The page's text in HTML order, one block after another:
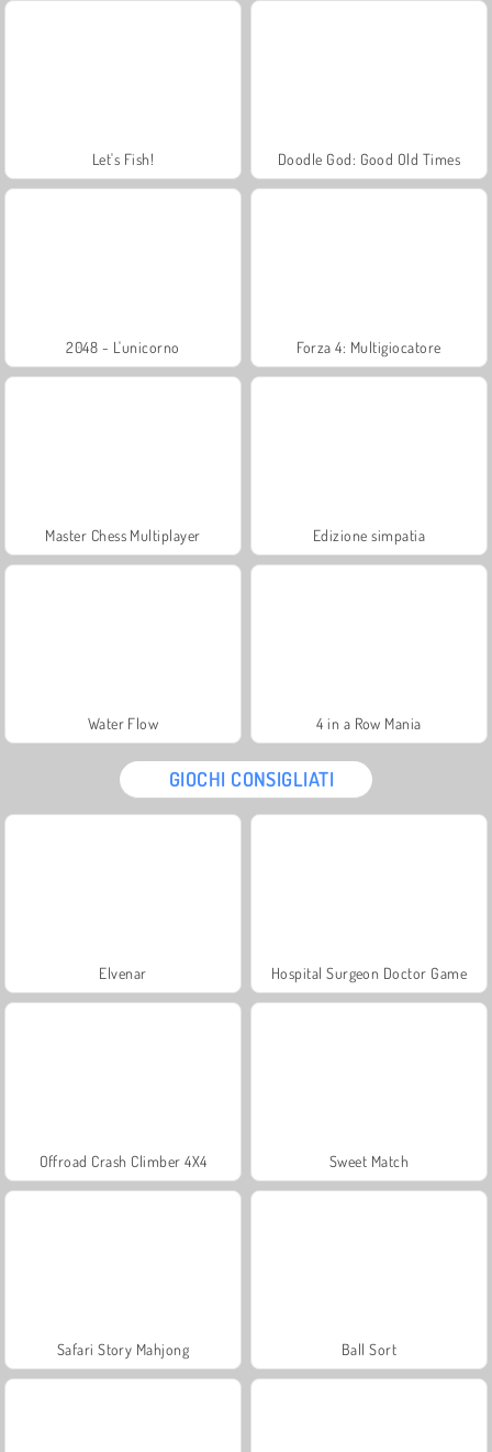
Let's Fish! Doodle God: Good Old Times
2048 - L'unicorno Forza 4: Multigiocatore
Master Chess Multiplayer Edizione simpatia
Water Flow 4 in a Row Mania
GIOCHI CONSIGLIATI
Elvenar Hospital Surgeon Doctor Game
Offroad Crash Climber 4X4 Sweet Match
Safari Story Mahjong Ball Sort